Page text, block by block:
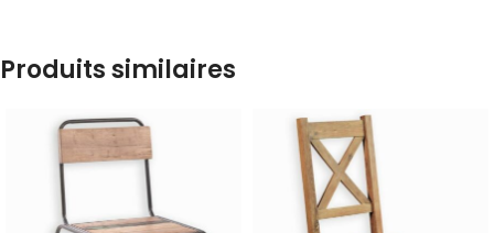
Produits similaires